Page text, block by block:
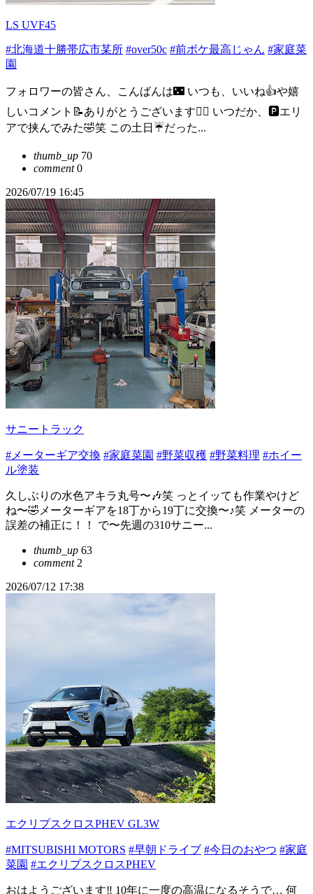
LS UVF45
#北海道十勝帯広市某所 #over50c #前ボケ最高じゃん #家庭菜
園
フォロワーの皆さん、こんばんは🌃 いつも、いいね👍や嬉
しいコメント📝ありがとうございます🙇‍♀️ いつだか、🅿️エリ
アで挟んでみた🤣笑 この土日☔️だった...
thumb_up 70
comment0
2026/07/19 16:45
サニートラック
#メーターギア交換 #家庭菜園 #野菜収穫 #野菜料理 #ホイー
ル塗装
久しぶりの水色アキラ丸号〜🎶笑 っとイッても作業やけど
ね〜🤣メーターギアを18丁から19丁に交換〜♪笑 メーターの
誤差の補正に！！ で〜先週の310サニー...
thumb_up 63
comment2
2026/07/12 17:38
エクリプスクロスPHEV GL3W
#MITSUBISHI MOTORS #早朝ドライブ #今日のおやつ #家庭
菜園 #エクリプスクロスPHEV
おはようございます‼️ 10年に一度の高温になるそうで… 何